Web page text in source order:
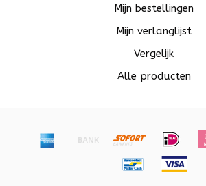
Mijn bestellingen
Mijn verlanglijst
Vergelijk
Alle producten